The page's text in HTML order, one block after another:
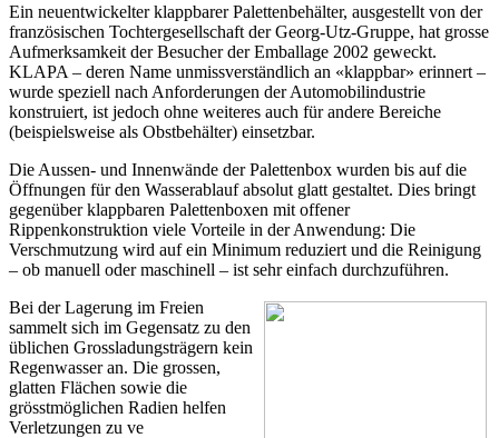
Ein neuentwickelter klappbarer Palettenbehälter, ausgestellt von der
französischen Tochtergesellschaft der Georg-Utz-Gruppe, hat grosse
Aufmerksamkeit der Besucher der Emballage 2002 geweckt.
KLAPA – deren Name unmissverständlich an «klappbar» erinnert –
wurde speziell nach Anforderungen der Automobilindustrie
konstruiert, ist jedoch ohne weiteres auch für andere Bereiche
(beispielsweise als Obstbehälter) einsetzbar.
Die Aussen- und Innenwände der Palettenbox wurden bis auf die
Öffnungen für den Wasserablauf absolut glatt gestaltet. Dies bringt
gegenüber klappbaren Palettenboxen mit offener
Rippenkonstruktion viele Vorteile in der Anwendung: Die
Verschmutzung wird auf ein Minimum reduziert und die Reinigung
– ob manuell oder maschinell – ist sehr einfach durchzuführen.
Bei der Lagerung im Freien
sammelt sich im Gegensatz zu den
üblichen Grossladungsträgern kein
Regenwasser an. Die grossen,
glatten Flächen sowie die
grösstmöglichen Radien helfen
Verletzungen zu ve